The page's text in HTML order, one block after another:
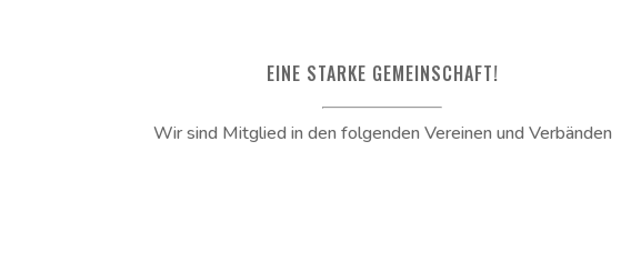
EINE STARKE GEMEINSCHAFT!
Wir sind Mitglied in den folgenden Vereinen und Verbänden